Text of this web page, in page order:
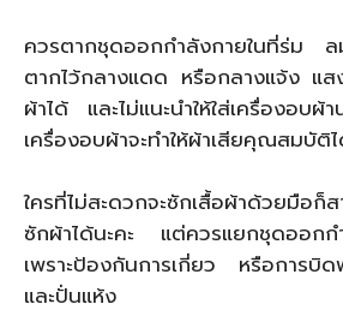
ควรตากชุดออกกำลังกายในที่ร่ม
ตากไว้กลางแดด หรือกลางแจ้ง แส
ผ้าได้ และไม่แนะนำให้ใส่เครื่องอบผ้
เครื่องอบผ้าจะทำให้ผ้าเสียคุณสมบัติ
ใครที่ไม่สะดวกจะซักเสื้อผ้าด้วยมือก็
ซักผ้าได้นะคะ แต่ควรแยกชุดออกก
เพราะป้องกันการเกี่ยว หรือการบิ
และปั่นแห้ง